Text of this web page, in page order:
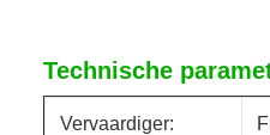
Technische
Vervaardiger: